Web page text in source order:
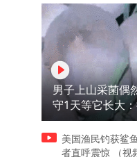
男子上山采菌偶
守1天等它长大
美国渔民钓获鲨
者直呼震惊 （视